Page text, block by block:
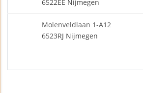
6522EE Nijmegen
Molenveldlaan 1-A12
6523RJ Nijmegen